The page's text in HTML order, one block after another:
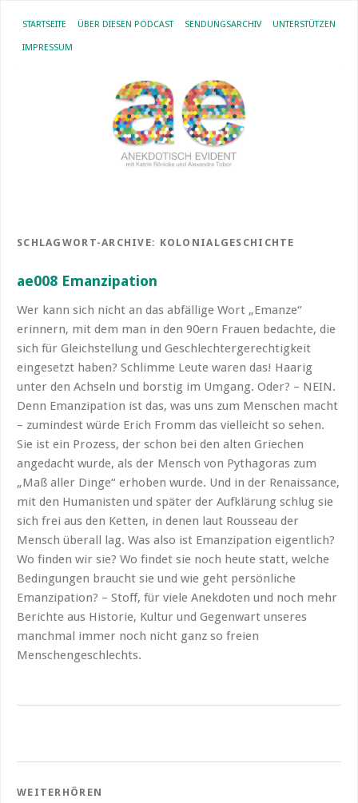
STARTSEITE ÜBER DIESEN PODCAST SENDUNGSARCHIV UNTERSTÜTZEN
IMPRESSUM
SCHLAGWORT-ARCHIVE: KOLONIALGESCHICHTE
ae008 Emanzipation
Wer kann sich nicht an das abfällige Wort „Emanze“
erinnern, mit dem man in den 90ern Frauen bedachte, die
sich für Gleichstellung und Geschlechtergerechtigkeit
eingesetzt haben? Schlimme Leute waren das! Haarig
unter den Achseln und borstig im Umgang. Oder? – NEIN.
Denn Emanzipation ist das, was uns zum Menschen macht
– zumindest würde Erich Fromm das vielleicht so sehen.
Sie ist ein Prozess, der schon bei den alten Griechen
angedacht wurde, als der Mensch von Pythagoras zum
„Maß aller Dinge“ erhoben wurde. Und in der Renaissance,
mit den Humanisten und später der Aufklärung schlug sie
sich frei aus den Ketten, in denen laut Rousseau der
Mensch überall lag. Was also ist Emanzipation eigentlich?
Wo finden wir sie? Wo findet sie noch heute statt, welche
Bedingungen braucht sie und wie geht persönliche
Emanzipation? – Stoff, für viele Anekdoten und noch mehr
Berichte aus Historie, Kultur und Gegenwart unseres
manchmal immer noch nicht ganz so freien
Menschengeschlechts.
WEITERHÖREN